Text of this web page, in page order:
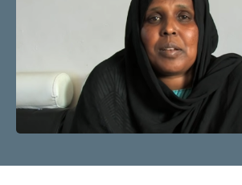
Cilmi baaris
Wararka
Na Taageer